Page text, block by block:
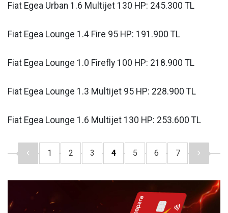
Fiat Egea Urban 1.6 Multijet 130 HP: 245.300 TL
Fiat Egea Lounge 1.4 Fire 95 HP: 191.900 TL
Fiat Egea Lounge 1.0 Firefly 100 HP: 218.900 TL
Fiat Egea Lounge 1.3 Multijet 95 HP: 228.900 TL
Fiat Egea Lounge 1.6 Multijet 130 HP: 253.600 TL
1 2 3 4 5 6 7